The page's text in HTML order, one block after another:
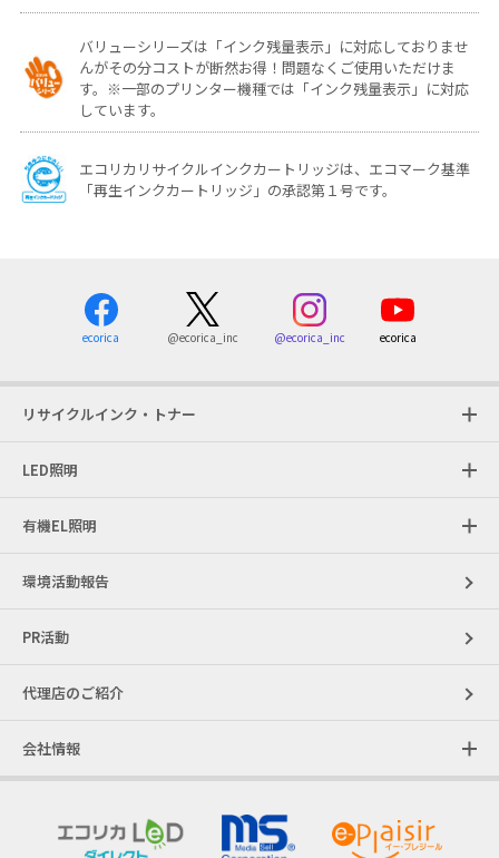
バリューシリーズは「インク残量表示」に対応しておりませ
んがその分コストが断然お得！問題なくご使用いただけま
す。※一部のプリンター機種では「インク残量表示」に対応
しています。
エコリカリサイクルインクカートリッジは、エコマーク基準
「再生インクカートリッジ」の承認第１号です。
ecorica @ecorica_inc @ecorica_inc ecorica
リサイクルインク・トナー
LED照明
有機EL照明
環境活動報告
PR活動
代理店のご紹介
会社情報